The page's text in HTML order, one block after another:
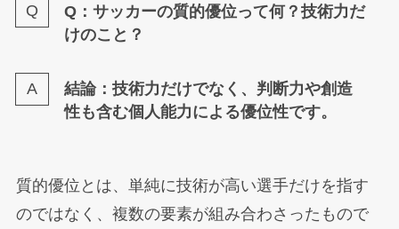
Q：サッカーの質的優位って何？技術力だ
けのこと？
結論：技術力だけでなく、判断力や創造
性も含む個人能力による優位性です。
質的優位とは、単純に技術が高い選手だけを指す
のではなく、複数の要素が組み合わさったもので